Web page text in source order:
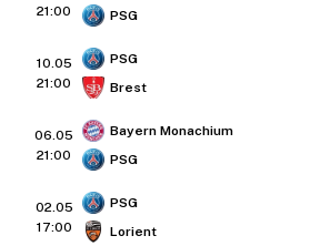
21:00
PSG
10.05
21:00
PSG
Brest
06.05
21:00
Bayern Monachium
PSG
02.05
17:00
PSG
Lorient